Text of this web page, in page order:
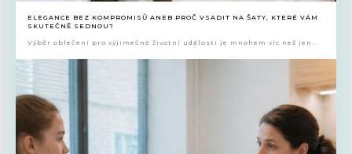
ELEGANCE BEZ KOMPROMISŮ ANEB PROČ VSADIT NA ŠATY, KTERÉ VÁM
SKUTEČNĚ SEDNOU?
Výběr oblečení pro výjimečné životní události je mnohem víc než jen...